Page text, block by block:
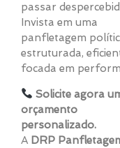
passar
Invista em uma
panfletagem
estruturada,
focada em
Solicite agora
orçamento
personalizado.
A DRP